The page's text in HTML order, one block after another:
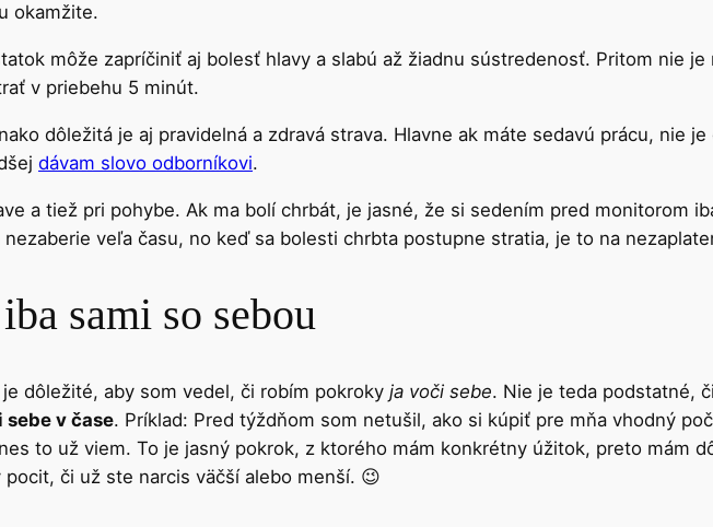
okamžite.
môže zapríčiniť aj bolesť hlavy a slabú až žiadnu sústredenosť. Pritom nie
v priebehu 5 minút.
dôležitá je aj pravidelná a zdravá strava. Hlavne ak máte sedavú prácu, nie
dávam slovo odborníkovi.
a tiež pri pohybe. Ak ma bolí chrbát, je jasné, že si sedením pred monitorom
veľa času, no keď sa bolesti chrbta postupne stratia, je to na
sami so sebou
je dôležité, aby som vedel, či robím pokroky ja voči sebe. Nie je teda podstatné,
v čase. Príklad: Pred týždňom som netušil, ako si kúpiť pre mňa vhodný
to už viem. To je jasný pokrok, z ktorého mám konkrétny úžitok, preto mám
či už ste narcis väčší alebo menší. 😉